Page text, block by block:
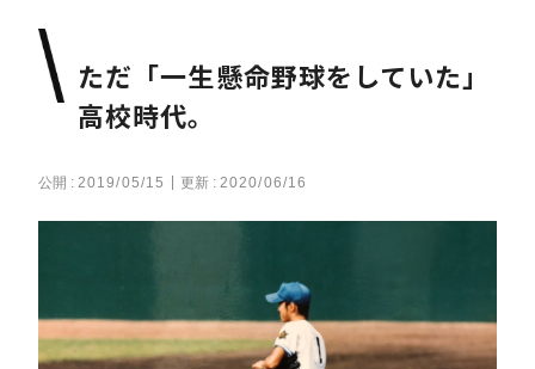
ただ「一生懸命野球をしていた」
高校時代。
公開 : 2019/05/15 更新 : 2020/06/16